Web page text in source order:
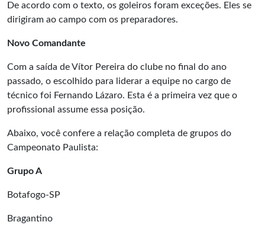
De acordo com o texto, os goleiros foram exceções. Eles se
dirigiram ao campo com os preparadores.
Novo Comandante
Com a saída de Vítor Pereira do clube no final do ano
passado, o escolhido para liderar a equipe no cargo de
técnico foi Fernando Lázaro. Esta é a primeira vez que o
profissional assume essa posição.
Abaixo, você confere a relação completa de grupos do
Campeonato Paulista:
Grupo A
Botafogo-SP
Bragantino